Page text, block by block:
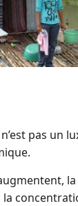
pas un
la